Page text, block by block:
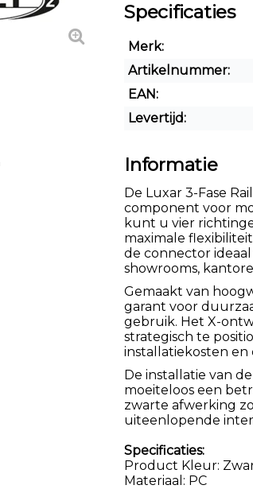
Specificaties
Merk:
Artikelnummer:
EAN:
Levertijd:
Informatie
De Luxar 3-Fase
component voor
kunt u vier
maximale
de connector
showrooms,
Gemaakt van
garant voor
gebruik. Het X-
strategisch te
installatiekosten
De installatie van
moeiteloos een
zwarte afwerking
uiteenlopende
Specificaties:
Product Kleur:
Materiaal: PC